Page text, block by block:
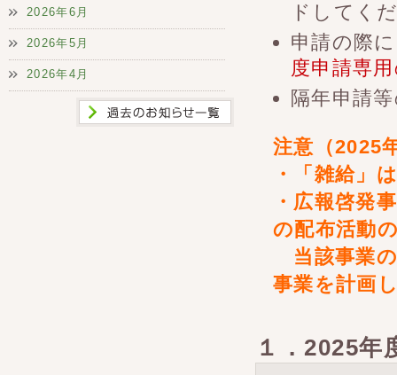
ドしてく
申請の際
度申請専
隔年申請
注意（2025
・「雑給」
・広報啓発
の配布活動
当該事業
事業を計画
１．2025年
2026年6月
2026年5月
2026年4月